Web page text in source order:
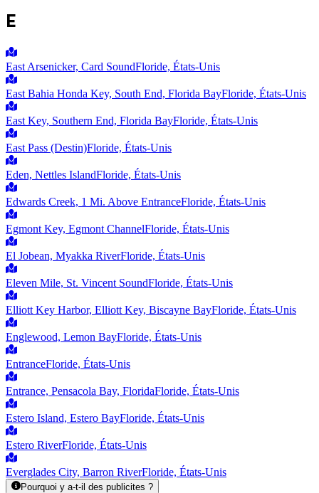
E
East Arsenicker, Card SoundFloride, États-Unis
East Bahia Honda Key, South End, Florida BayFloride, États-Unis
East Key, Southern End, Florida BayFloride, États-Unis
East Pass (Destin)Floride, États-Unis
Eden, Nettles IslandFloride, États-Unis
Edwards Creek, 1 Mi. Above EntranceFloride, États-Unis
Egmont Key, Egmont ChannelFloride, États-Unis
El Jobean, Myakka RiverFloride, États-Unis
Eleven Mile, St. Vincent SoundFloride, États-Unis
Elliott Key Harbor, Elliott Key, Biscayne BayFloride, États-Unis
Englewood, Lemon BayFloride, États-Unis
EntranceFloride, États-Unis
Entrance, Pensacola Bay, FloridaFloride, États-Unis
Estero Island, Estero BayFloride, États-Unis
Estero RiverFloride, États-Unis
Everglades City, Barron RiverFloride, États-Unis
Pourquoi y a-t-il des publicites ?